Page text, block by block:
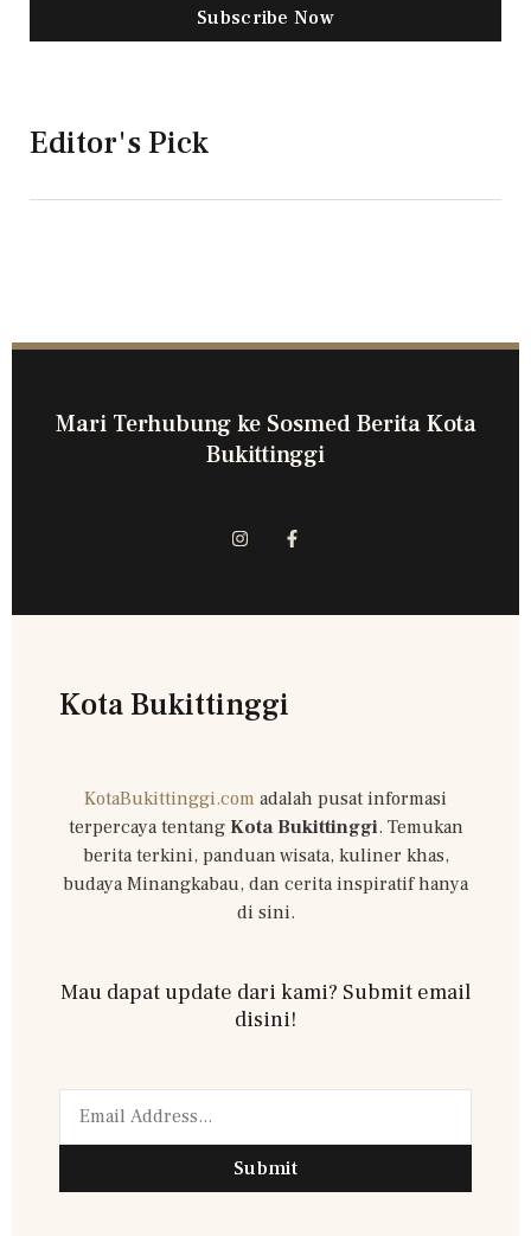
Subscribe Now
Editor's Pick
Mari Terhubung ke Sosmed Berita Kota
Bukittinggi
Kota Bukittinggi
KotaBukittinggi.com adalah pusat informasi
terpercaya tentang Kota Bukittinggi. Temukan
berita terkini, panduan wisata, kuliner khas,
budaya Minangkabau, dan cerita inspiratif hanya
di sini.
Mau dapat update dari kami? Submit email
disini!
Submit